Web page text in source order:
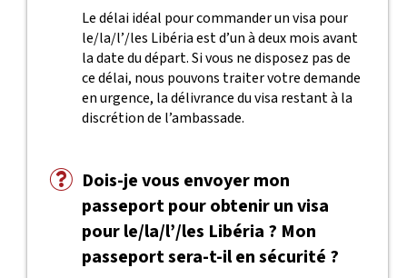
Le délai idéal pour commander un visa pour
le/la/l’/les Libéria est d’un à deux mois avant
la date du départ. Si vous ne disposez pas de
ce délai, nous pouvons traiter votre demande
en urgence, la délivrance du visa restant à la
discrétion de l’ambassade.
Dois-je vous envoyer mon
passeport pour obtenir un visa
pour le/la/l’/les Libéria ? Mon
passeport sera-t-il en sécurité ?